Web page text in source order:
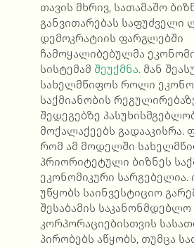
თავის მხრივ, სათამაშო
განვითარებას საფუძველი
დემოკრატიის ფარგლებში
ჩამოყალიბებულმა
სისტემამ შეუქმნა.მან
სახელმწიფოს როლი
საქმიანობის
შედეგებზე
მოქალაქეებს გადააკისრა.
რომ ამ მოდელში
პრიორიტეტული ბიზნეს
ეკონომიკური სარგებელია.
უწყობს საინვესტიციო
შესაბამის
კორპორაციებისთვის
პირობებს აწყობს, თუმცა